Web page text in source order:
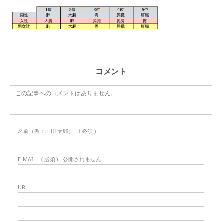
コメント
この記事へのコメントはありません。
名前（例：山田 太郎） ( 必須 )
E-MAIL ( 必須 ) - 公開されません -
URL